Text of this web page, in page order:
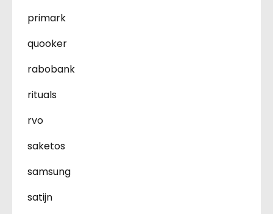
primark
quooker
rabobank
rituals
rvo
saketos
samsung
satijn